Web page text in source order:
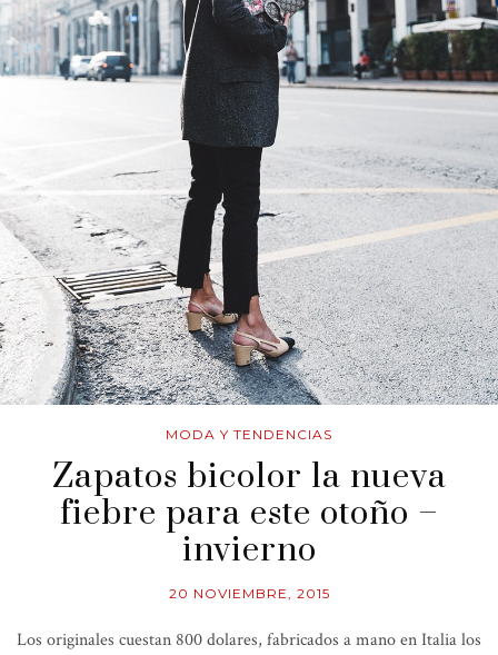
MODA Y TENDENCIAS
Zapatos bicolor la nueva
fiebre para este otoño –
invierno
20 NOVIEMBRE, 2015
Los originales cuestan 800 dolares, fabricados a mano en Italia los